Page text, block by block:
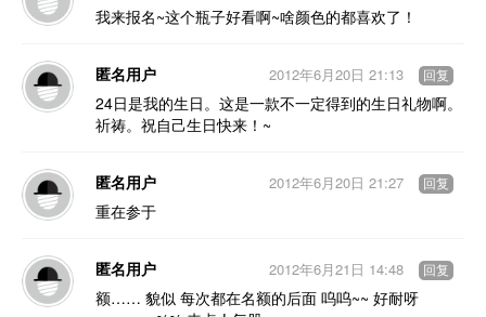
我来报名~这个瓶子好看啊~啥颜色的都喜欢了！
匿名用户
24日是我的生日。这是一款不一定得到的生日礼物啊。
祈祷。祝自己生日快来！~
2012年6月20日 21:13 回复
匿名用户
重在参于
2012年6月20日 21:27 回复
匿名用户
额…… 貌似 每次都在名额的后面 呜呜~~ 好耐呀
2012年6月21日 14:48 回复